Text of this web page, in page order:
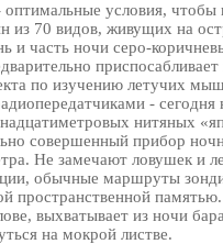
оптимальные условия,
из 70 видов, живущих на
и часть ночи серо-
по изучению летучих
-
нитяных
совершенный прибор
Не замечают ловушек и
обычные маршруты
пространственной
выхватывает из ночи
на мокрой листве.